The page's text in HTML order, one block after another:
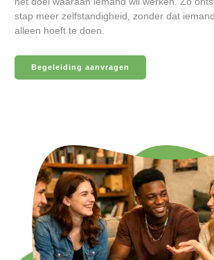
stap meer zelfstandigheid, zonder dat
alleen hoeft te doen.
Begeleiding aanvragen